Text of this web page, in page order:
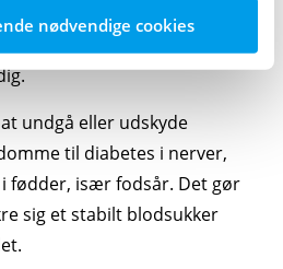
nødvendige cookies
man kan gøre for at
sig så voldsomt, at en
undgå eller udskyde
til diabetes i nerver,
fødder, især fodsår. Det gør
sig et stabilt blodsukker